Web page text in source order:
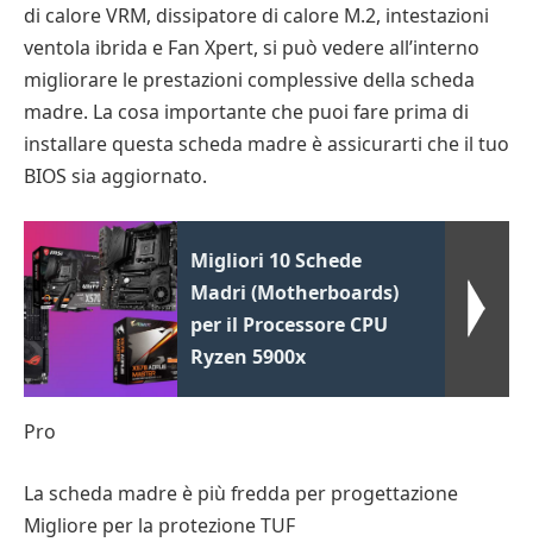
di calore VRM, dissipatore di calore M.2, intestazioni
ventola ibrida e Fan Xpert, si può vedere all’interno
migliorare le prestazioni complessive della scheda
madre. La cosa importante che puoi fare prima di
installare questa scheda madre è assicurarti che il tuo
BIOS sia aggiornato.
Migliori 10 Schede
Madri (Motherboards)
per il Processore CPU
Ryzen 5900x
Pro
La scheda madre è più fredda per progettazione
Migliore per la protezione TUF